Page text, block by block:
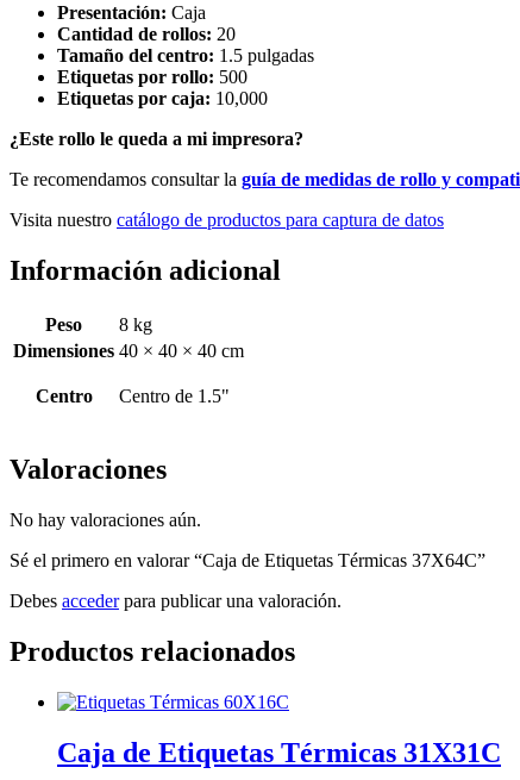
Presentación: Caja
Cantidad de rollos: 20
Tamaño del centro: 1.5 pulgadas
Etiquetas por rollo: 500
Etiquetas por caja: 10,000
¿Este rollo le queda a mi impresora?
Te recomendamos consultar la guía de medidas de rollo y
Visita nuestro catálogo de productos para captura de datos
Información adicional
Peso
8 kg
Dimensiones 40 × 40 × 40 cm
Centro Centro de 1.5"
Valoraciones
No hay valoraciones aún.
Sé el primero en valorar “Caja de Etiquetas Térmicas 37X64C”
Debes accederpara publicar una valoración.
Productos relacionados
Caja de Etiquetas Térmicas 31X31C